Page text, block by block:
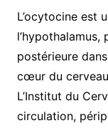
L’ocytocine est
l’hypothalamus,
postérieure
cœur du
L’Institut du
circulation,